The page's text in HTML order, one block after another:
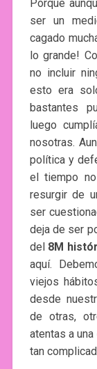
Porque
ser un
cagado
lo grande!
no incluir
esto era
bastantes
luego
nosotras.
política y
el tiempo
resurgir de
ser
deja de ser
del 8M
aquí.
viejos
desde
de otras,
atentas a una
tan